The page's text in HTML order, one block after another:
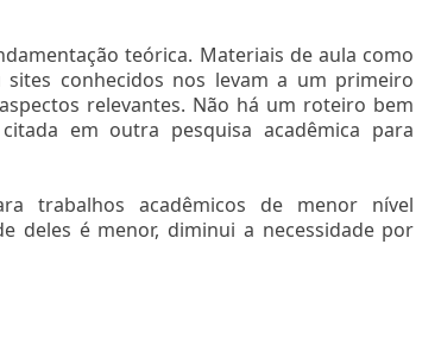
teórica. Materiais de aula como
conhecidos nos levam a um primeiro
relevantes. Não há um roteiro bem
em outra pesquisa acadêmica para
trabalhos acadêmicos de menor nível
deles é menor, diminui a necessidade por